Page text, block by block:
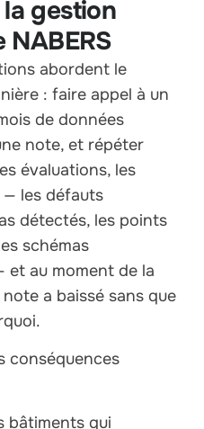
gestion
abordent le
: faire appel à un
de données
note, et répéter
évaluations, les
les défauts
détectés, les points
schémas
au moment de la
a baissé sans que
conséquences
bâtiments qui